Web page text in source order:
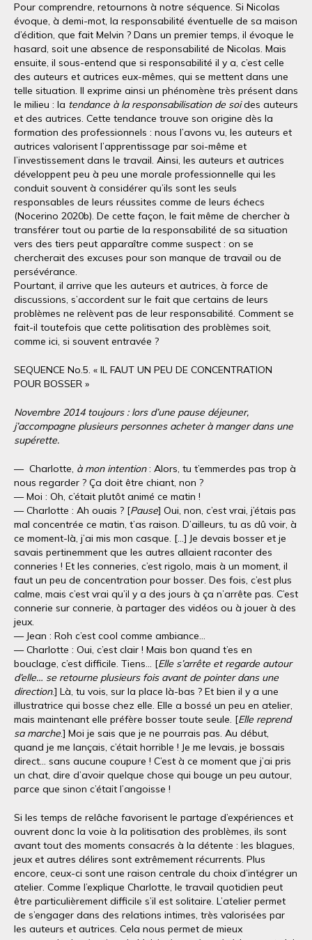
Pour comprendre, retournons à notre séquence. Si Nicolas
évoque, à demi-mot, la responsabilité éventuelle de sa maison
d’édition, que fait Melvin ? Dans un premier temps, il évoque le
hasard, soit une absence de responsabilité de Nicolas. Mais
ensuite, il sous-entend que si responsabilité il y a, c’est celle
des auteurs et autrices eux-mêmes, qui se mettent dans une
telle situation. Il exprime ainsi un phénomène très présent dans
le milieu : la tendance à la responsabilisation de soides auteurs
et des autrices. Cette tendance trouve son origine dès la
formation des professionnels : nous l’avons vu, les auteurs et
autrices valorisent l’apprentissage par soi-même et
l’investissement dans le travail. Ainsi, les auteurs et autrices
développent peu à peu une morale professionnelle qui les
conduit souvent à considérer qu’ils sont les seuls
responsables de leurs réussites comme de leurs échecs
(Nocerino 2020b). De cette façon, le fait même de chercher à
transférer tout ou partie de la responsabilité de sa situation
vers des tiers peut apparaître comme suspect : on se
chercherait des excuses pour son manque de travail ou de
persévérance.
Pourtant, il arrive que les auteurs et autrices, à force de
discussions, s’accordent sur le fait que certains de leurs
problèmes ne relèvent pas de leur responsabilité. Comment se
fait-il toutefois que cette politisation des problèmes soit,
comme ici, si souvent entravée ?
SEQUENCE No.5. « IL FAUT UN PEU DE CONCENTRATION
POUR BOSSER »
Novembre 2014 toujours : lors d’une pause déjeuner,
j’accompagne plusieurs personnes acheter à manger dans une
supérette.
— Charlotte, à mon intention: Alors, tu t’emmerdes pas trop à
nous regarder ? Ça doit être chiant, non ?
— Moi : Oh, c’était plutôt animé ce matin !
— Charlotte : Ah ouais ? [Pause] Oui, non, c’est vrai, j’étais pas
mal concentrée ce matin, t’as raison. D’ailleurs, tu as dû voir, à
ce moment-là, j’ai mis mon casque. […] Je devais bosser et je
savais pertinemment que les autres allaient raconter des
conneries ! Et les conneries, c’est rigolo, mais à un moment, il
faut un peu de concentration pour bosser. Des fois, c’est plus
calme, mais c’est vrai qu’il y a des jours à ça n’arrête pas. C’est
connerie sur connerie, à partager des vidéos ou à jouer à des
jeux.
— Jean : Roh c’est cool comme ambiance…
— Charlotte : Oui, c’est clair ! Mais bon quand t’es en
bouclage, c’est difficile. Tiens… [Elle s’arrête et regarde autour
d’elle… se retourne plusieurs fois avant de pointer dans une
direction.] Là, tu vois, sur la place là-bas ? Et bien il y a une
illustratrice qui bosse chez elle. Elle a bossé un peu en atelier,
mais maintenant elle préfère bosser toute seule. [Elle reprend
sa marche.] Moi je sais que je ne pourrais pas. Au début,
quand je me lançais, c’était horrible ! Je me levais, je bossais
direct… sans aucune coupure ! C’est à ce moment que j’ai pris
un chat, dire d’avoir quelque chose qui bouge un peu autour,
parce que sinon c’était l’angoisse !
Si les temps de relâche favorisent le partage d’expériences et
ouvrent donc la voie à la politisation des problèmes, ils sont
avant tout des moments consacrés à la détente : les blagues,
jeux et autres délires sont extrêmement récurrents. Plus
encore, ceux-ci sont une raison centrale du choix d’intégrer un
atelier. Comme l’explique Charlotte, le travail quotidien peut
être particulièrement difficile s’il est solitaire. L’atelier permet
de s’engager dans des relations intimes, très valorisées par
les auteurs et autrices. Cela nous permet de mieux